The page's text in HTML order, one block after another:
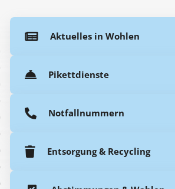
Aktuelles in Wohlen
Pikettdienste
Notfallnummern
Entsorgung & Recycling